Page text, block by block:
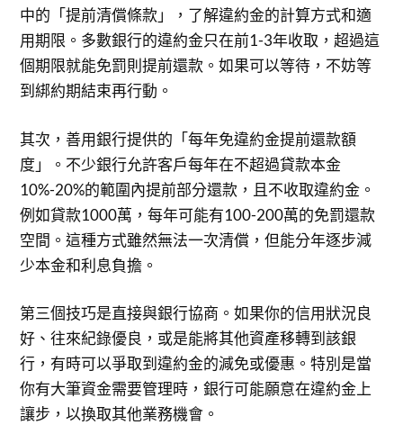
中的「提前清償條款」，了解違約金的計算方式和適
用期限。多數銀行的違約金只在前1-3年收取，超過這
個期限就能免罰則提前還款。如果可以等待，不妨等
到綁約期結束再行動。
其次，善用銀行提供的「每年免違約金提前還款額
度」。不少銀行允許客戶每年在不超過貸款本金
10%-20%的範圍內提前部分還款，且不收取違約金。
例如貸款1000萬，每年可能有100-200萬的免罰還款
空間。這種方式雖然無法一次清償，但能分年逐步減
少本金和利息負擔。
第三個技巧是直接與銀行協商。如果你的信用狀況良
好、往來紀錄優良，或是能將其他資產移轉到該銀
行，有時可以爭取到違約金的減免或優惠。特別是當
你有大筆資金需要管理時，銀行可能願意在違約金上
讓步，以換取其他業務機會。